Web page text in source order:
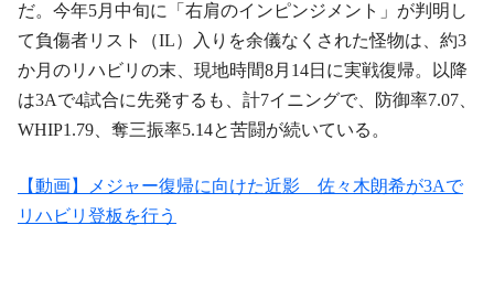
だ。今年5月中旬に「右肩のインピンジメント」が判明し
て負傷者リスト（IL）入りを余儀なくされた怪物は、約3
か月のリハビリの末、現地時間8月14日に実戦復帰。以降
は3Aで4試合に先発するも、計7イニングで、防御率7.07、
WHIP1.79、奪三振率5.14と苦闘が続いている。
【動画】メジャー復帰に向けた近影 佐々木朗希が3Aで
リハビリ登板を行う